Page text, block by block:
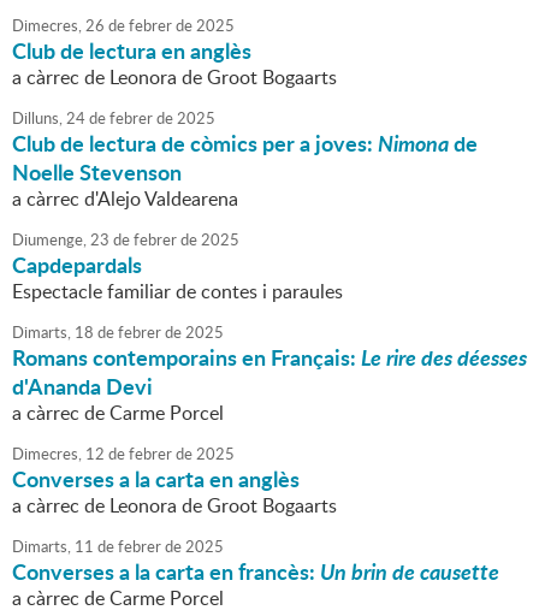
Dimecres,26 defebrerde2025
Club de lectura en anglès
a càrrec de Leonora de Groot Bogaarts
Dilluns,24defebrerde2025
Club de lectura de còmics per a joves:Nimonade
Noelle Stevenson
a càrrec d'Alejo Valdearena
Diumenge,23 defebrerde2025
Capdepardals
Espectacle familiar de contes i paraules
Dimarts, 18 defebrerde2025
Romans contemporains en Français:Le rire des déesses
d'Ananda Devi
a càrrec de Carme Porcel
Dimecres, 12 defebrerde2025
Converses a la carta en anglès
a càrrec de Leonora de Groot Bogaarts
Dimarts, 11 defebrerde2025
Converses a la carta en francès: Un brin de causette
a càrrec de Carme Porcel